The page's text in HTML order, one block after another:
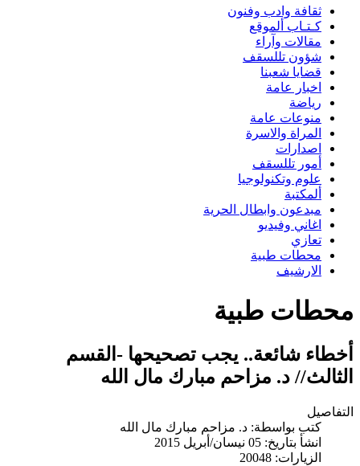
ثقافة وادب وفنون
كـتـاب ألموقع
مقالات وآراء
شؤون تللسقف
قضايا شعبنا
اخبار عامة
رياضة
منوعات عامة
المراة والاسرة
اصدارات
أمور تللسقف
علوم وتكنولوجيا
ألمكتبة
مبدعون وابطال الحرية
اغاني وفيديو
تعازي
محطات طبية
الارشيف
محطات طبية
أخطاء شائعة.. يجب تصحيحها -القسم
الثالث// د. مزاحم مبارك مال الله
التفاصيل
كتب بواسطة: د. مزاحم مبارك مال الله
انشأ بتاريخ: 05 نيسان/أبريل 2015
الزيارات: 20048